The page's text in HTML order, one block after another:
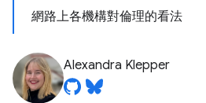
網路上各機構對倫理的看法
Alexandra Klepper